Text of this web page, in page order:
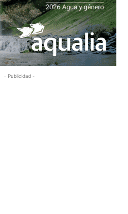
- Publicidad -